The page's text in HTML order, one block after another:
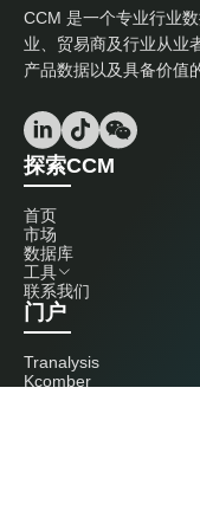
CCM 是一个专业行业
业、贸易商及行业从业
产品数据以及具备价值
探索CCM
首页
市场
数据库
工具
联系我们
门户
Tranalysis
Kcomber